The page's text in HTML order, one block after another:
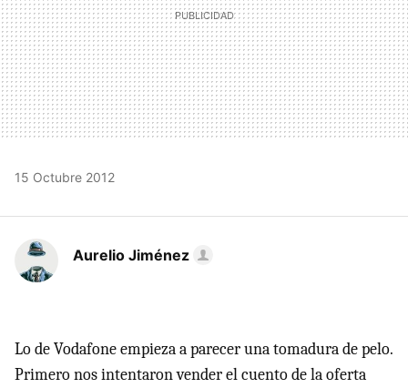
15 Octubre 2012
Aurelio Jiménez
Lo de Vodafone empieza a parecer una tomadura de pelo.
Primero nos intentaron vender el cuento de la oferta